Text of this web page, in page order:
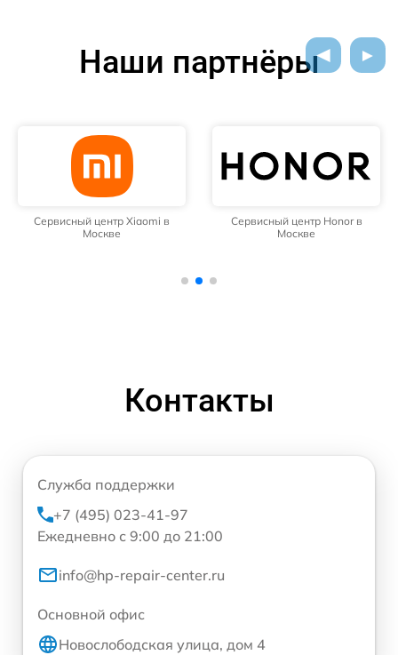
Наши партнёры
Сервисный центр Xiaomi в
Москве
Сервисный центр Honor в
Москве
Контакты
Служба поддержки
+7 (495) 023-41-97
Ежедневно с 9:00 до 21:00
info@hp-repair-center.ru
Основной офис
Новослободская улица, дом 4